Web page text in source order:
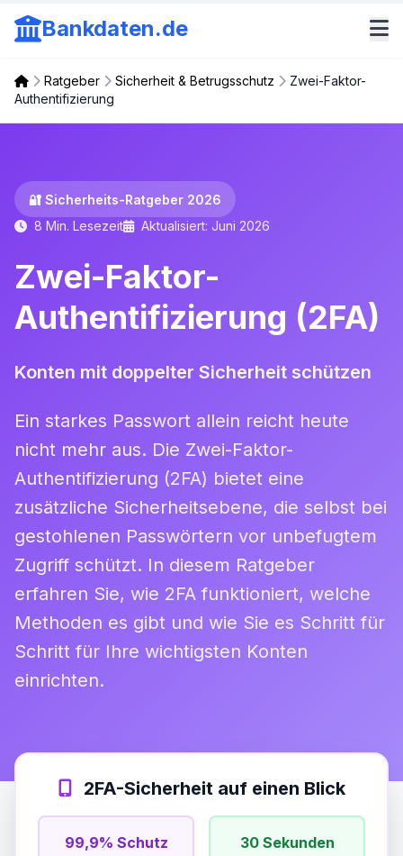
Bankdaten.de
Ratgeber Sicherheit & Betrugsschutz
Zwei-Faktor-
Authentifizierung
🔐 Sicherheits-Ratgeber 2026
8 Min. Lesezeit
Aktualisiert: Juni 2026
Zwei-Faktor-
Authentifizierung (2FA)
Konten mit doppelter Sicherheit schützen
Ein starkes Passwort allein reicht heute
nicht mehr aus. Die Zwei-Faktor-
Authentifizierung (2FA) bietet eine
zusätzliche Sicherheitsebene, die selbst bei
gestohlenen Passwörtern vor unbefugtem
Zugriff schützt. In diesem Ratgeber
erfahren Sie, wie 2FA funktioniert, welche
Methoden es gibt und wie Sie es Schritt für
Schritt für Ihre wichtigsten Konten
einrichten.
2FA-Sicherheit auf einen Blick
99,9% Schutz 30 Sekunden